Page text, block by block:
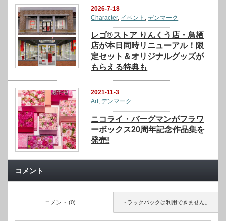
2026-7-18
Character, イベント ,デンマーク
レゴ®ストア りんくう店・鳥栖
店が本日同時リニューアル！限
定セット＆オリジナルグッズが
もらえる特典も
2021-11-3
Art,デンマーク
ニコライ・バーグマンがフラワ
ーボックス20周年記念作品集を
発売!
コメント
トラックバックは利用できません。
コメント (0)